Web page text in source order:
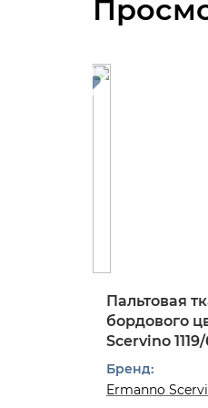
Пальтовая
бордового
Scervino
Бренд:
Ermanno